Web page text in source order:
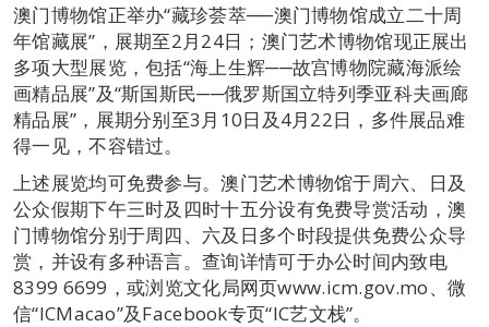
澳门博物馆正举办“藏珍荟萃──澳门博物馆成立二十周
年馆藏展”，展期至2月24日；澳门艺术博物馆现正展出
多项大型展览，包括“海上生辉──故宫博物院藏海派绘
画精品展”及“斯国斯民──俄罗斯国立特列季亚科夫画廊
精品展”，展期分别至3月10日及4月22日，多件展品难
得一见，不容错过。
上述展览均可免费参与。澳门艺术博物馆于周六、日及
公众假期下午三时及四时十五分设有免费导赏活动，澳
门博物馆分别于周四、六及日多个时段提供免费公众导
赏，并设有多种语言。查询详情可于办公时间内致电
8399 6699，或浏览文化局网页www.icm.gov.mo、微
信“ICMacao”及Facebook专页“IC艺文栈”。